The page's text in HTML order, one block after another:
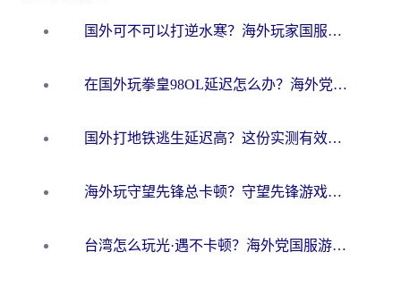
国外可不可以打逆水寒？海外玩家国服畅玩终极指南（附漫威荒野乱斗加速方案）
在国外玩拳皇98OL延迟怎么办？海外党亲测有效的低延迟指南
国外打地铁逃生延迟高？这份实测有效的低延迟指南帮你吃鸡
海外玩守望先锋总卡顿？守望先锋游戏加速器在哪里买&避坑指南（附欧洲非洲游戏实测）
台湾怎么玩光·遇不卡顿？海外党国服游戏加速终极攻略（附实测体验）